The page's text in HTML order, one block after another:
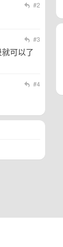
#2
#3
可以了
#4